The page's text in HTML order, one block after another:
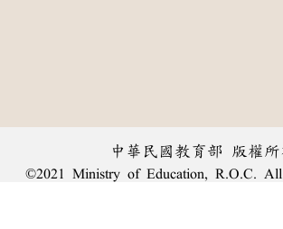
中華民國教育部 版權所
©2021 Ministry of Education, R.O.C. All